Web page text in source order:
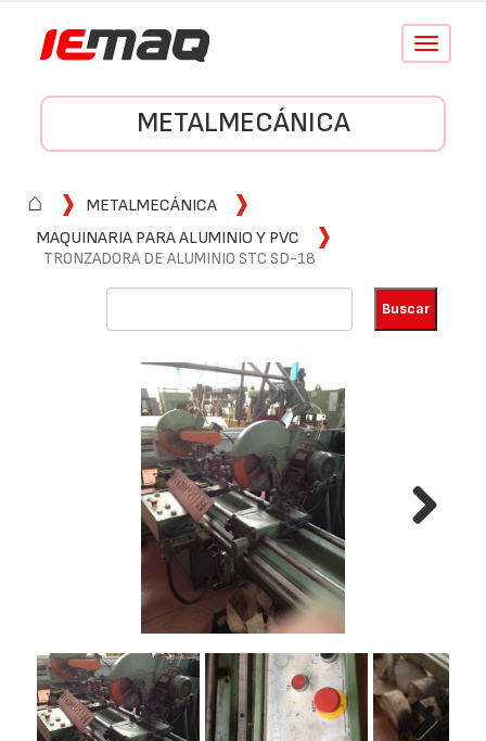
Conmutar
METALMECÁNICA
⌂
METALMECÁNICA
MAQUINARIA PARA ALUMINIO Y PVC
TRONZADORA DE ALUMINIO STC SD-18